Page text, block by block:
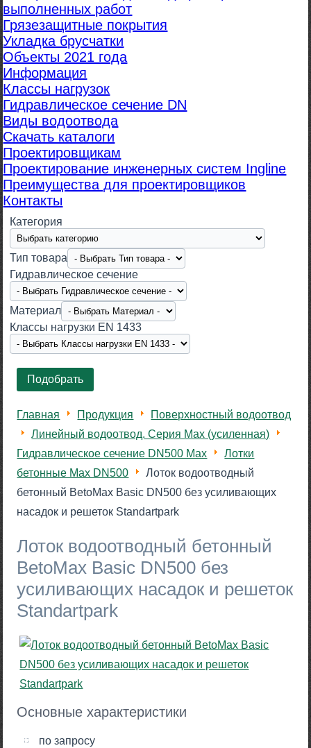
выполненных работ
Грязезащитные покрытия
Укладка брусчатки
Объекты 2021 года
Информация
Классы нагрузок
Гидравлическое сечение DN
Виды водоотвода
Скачать каталоги
Проектировщикам
Проектирование инженерных систем Ingline
Преимущества для проектировщиков
Контакты
Категория
Тип товара
Гидравлическое сечение
Материал
Класcы нагрузки EN 1433
Главная Продукция
Поверхностный водоотвод
Линейный водоотвод. Серия Max (усиленная)
Гидравлическое сечение DN500 Max
Лотки
бетонные Max DN500
Лоток водоотводный
бетонный BetoMax Basic DN500 без усиливающих
насадок и решеток Standartpark
Лоток водоотводный бетонный
BetoMax Basic DN500 без
усиливающих насадок и решеток
Standartpark
Основные характеристики
по запросу